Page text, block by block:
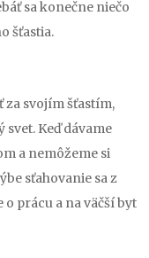
sa konečne niečo
šťastia.
za svojím šťastím,
Keď dávame
a nemôžeme si
sťahovanie sa z
prácu a na väčší byt